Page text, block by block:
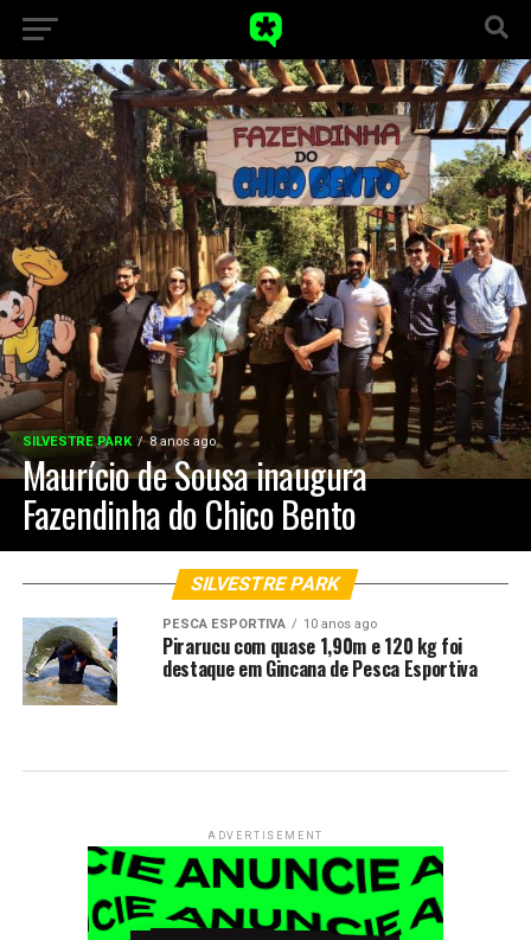
SILVESTRE PARK 8 anos ago
Maurício de Sousa inaugura
Fazendinha do Chico Bento
SILVESTRE PARK
PESCA ESPORTIVA 10 anos ago
Pirarucu com quase 1,90m e 120 kg foi
destaque em Gincana de Pesca Esportiva
ADVERTISEMENT